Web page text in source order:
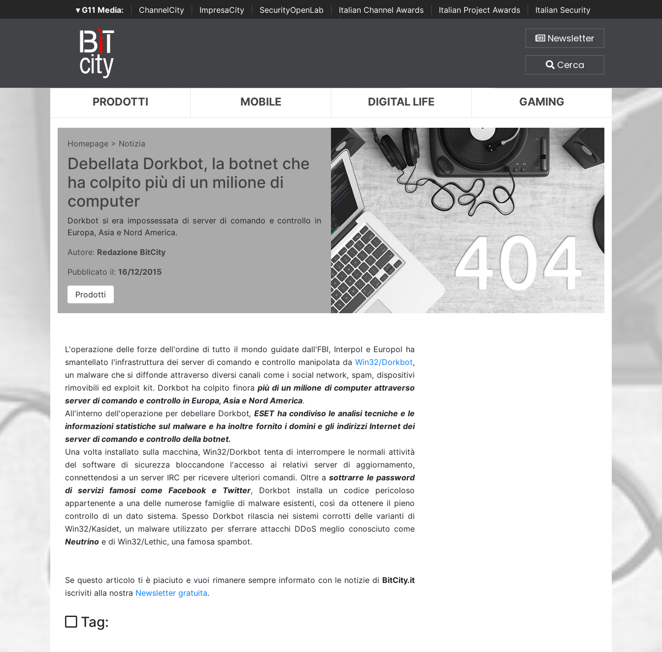
▾ G11 Media: ChannelCity ImpresaCity SecurityOpenLab Italian Channel Awards Italian Project Awards
Italian Security
Awards | ...
Newsletter
Cerca
PRODOTTI MOBILE DIGITAL LIFE GAMING
Homepage > Notizia
Debellata Dorkbot, la botnet che
ha colpito più di un milione di
computer
Dorkbot si era impossessata di server di comando e controllo in
Europa, Asia e Nord America.
Autore: Redazione BitCity
Pubblicato il: 16/12/2015
Prodotti
L'operazione delle forze dell'ordine di tutto il mondo guidate dall'FBI, Interpol e Europol ha
smantellato l'infrastruttura dei server di comando e controllo manipolata da Win32/Dorkbot,
un malware che si diffonde attraverso diversi canali come i social network, spam, dispositivi
rimovibili ed exploit kit. Dorkbot ha colpito finora più di un milione di computer attraverso
server di comando e controllo in Europa, Asia e Nord America.
All'interno dell'operazione per debellare Dorkbot,ESET ha condiviso le analisi tecniche e le
informazioni statistiche sul malware e ha inoltre fornito i domini e gli indirizzi Internet dei
server di comando e controllo della botnet.
Una volta installato sulla macchina, Win32/Dorkbot tenta di interrompere le normali attività
del software di sicurezza bloccandone l'accesso ai relativi server di aggiornamento,
connettendosi a un server IRC per ricevere ulteriori comandi. Oltre asottrarre le password
di servizi famosi come Facebook e Twitter, Dorkbot installa un codice pericoloso
appartenente a una delle numerose famiglie di malware esistenti, così da ottenere il pieno
controllo di un dato sistema. Spesso Dorkbot rilascia nei sistemi corrotti delle varianti di
Win32/Kasidet, un malware utilizzato per sferrare attacchi DDoS meglio conosciuto come
Neutrino e di Win32/Lethic, una famosa spambot.
Se questo articolo ti è piaciuto e vuoi rimanere sempre informato con le notizie di BitCity.it
iscriviti alla nostra Newsletter gratuita.
Tag: